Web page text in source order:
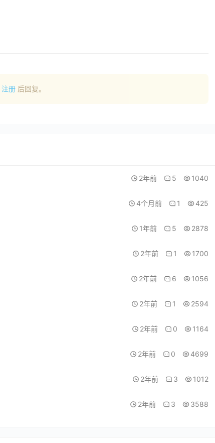
注册 后回复。
2年前 5 1040
4个月前 1 425
1年前 5 2878
2年前 1 1700
2年前 6 1056
2年前 1 2594
2年前 0 1164
2年前 0 4699
2年前 3 1012
2年前 3 3588